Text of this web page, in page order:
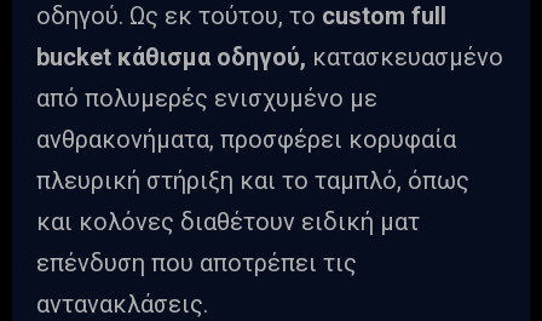
οδηγού. Ως εκ τούτου, το custom full
bucket κάθισμα οδηγού, κατασκευασμένο
από πολυμερές ενισχυμένο με
ανθρακονήματα, προσφέρει κορυφαία
πλευρική στήριξη και το ταμπλό, όπως
και κολόνες διαθέτουν ειδική ματ
επένδυση που αποτρέπει τις
αντανακλάσεις.